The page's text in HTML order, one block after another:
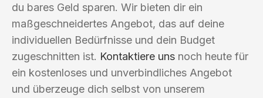
du bares Geld sparen. Wir bieten dir ein
maßgeschneidertes Angebot, das auf deine
individuellen Bedürfnisse und dein Budget
zugeschnitten ist. Kontaktiere uns noch heute für
ein kostenloses und unverbindliches Angebot
und überzeuge dich selbst von unserem